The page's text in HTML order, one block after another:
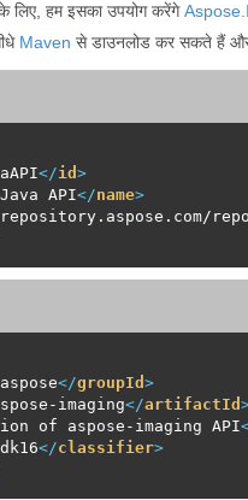
हम इसका उपयोग करेंगे
Maven से डाउनलोड कर सकते हैं और
</id >
API</name>
</groupId >
imaging</artifactId
of aspose-imaging API
</classifier>